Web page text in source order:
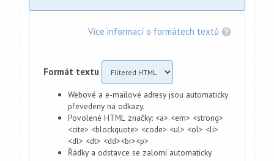
Více informací o formátech textů
Formát textu
Webové a e-mailové adresy jsou automaticky
převedeny na odkazy.
Povolené HTML značky: <a> <em> <strong>
<cite> <blockquote> <code> <ul> <ol> <li>
<dl> <dt> <dd><br><p>
Řádky a odstavce se zalomí automaticky.